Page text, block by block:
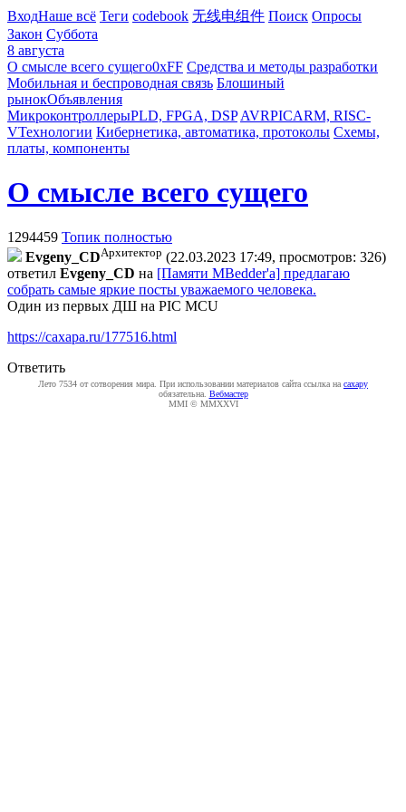
ВходНаше всё Теги codebook 无线电组件 Поиск Опросы
Закон Суббота
8 августа
О смысле всего сущего0xFF Средства и методы разработки
Мобильная и беспроводная связь Блошиный
рынокОбъявления
МикроконтроллерыPLD, FPGA, DSP AVRPICARM, RISC-
VТехнологии Кибернетика, автоматика, протоколы Схемы,
платы, компоненты
О смысле всего сущего
1294459 Топик полностью
Evgeny_CDАрхитектор (22.03.2023 17:49, просмотров: 326)
ответил Evgeny_CD на [Памяти MBedder'а] предлагаю
собрать самые яркие посты уважаемого человека.
Один из первых ДШ на PIC MCU
https://caxapa.ru/177516.html
Ответить
Лето 7534 от сотворения мира. При использовании материалов сайта ссылка на caxapу
обязательна. Вебмастер
MMI © MMXXVI